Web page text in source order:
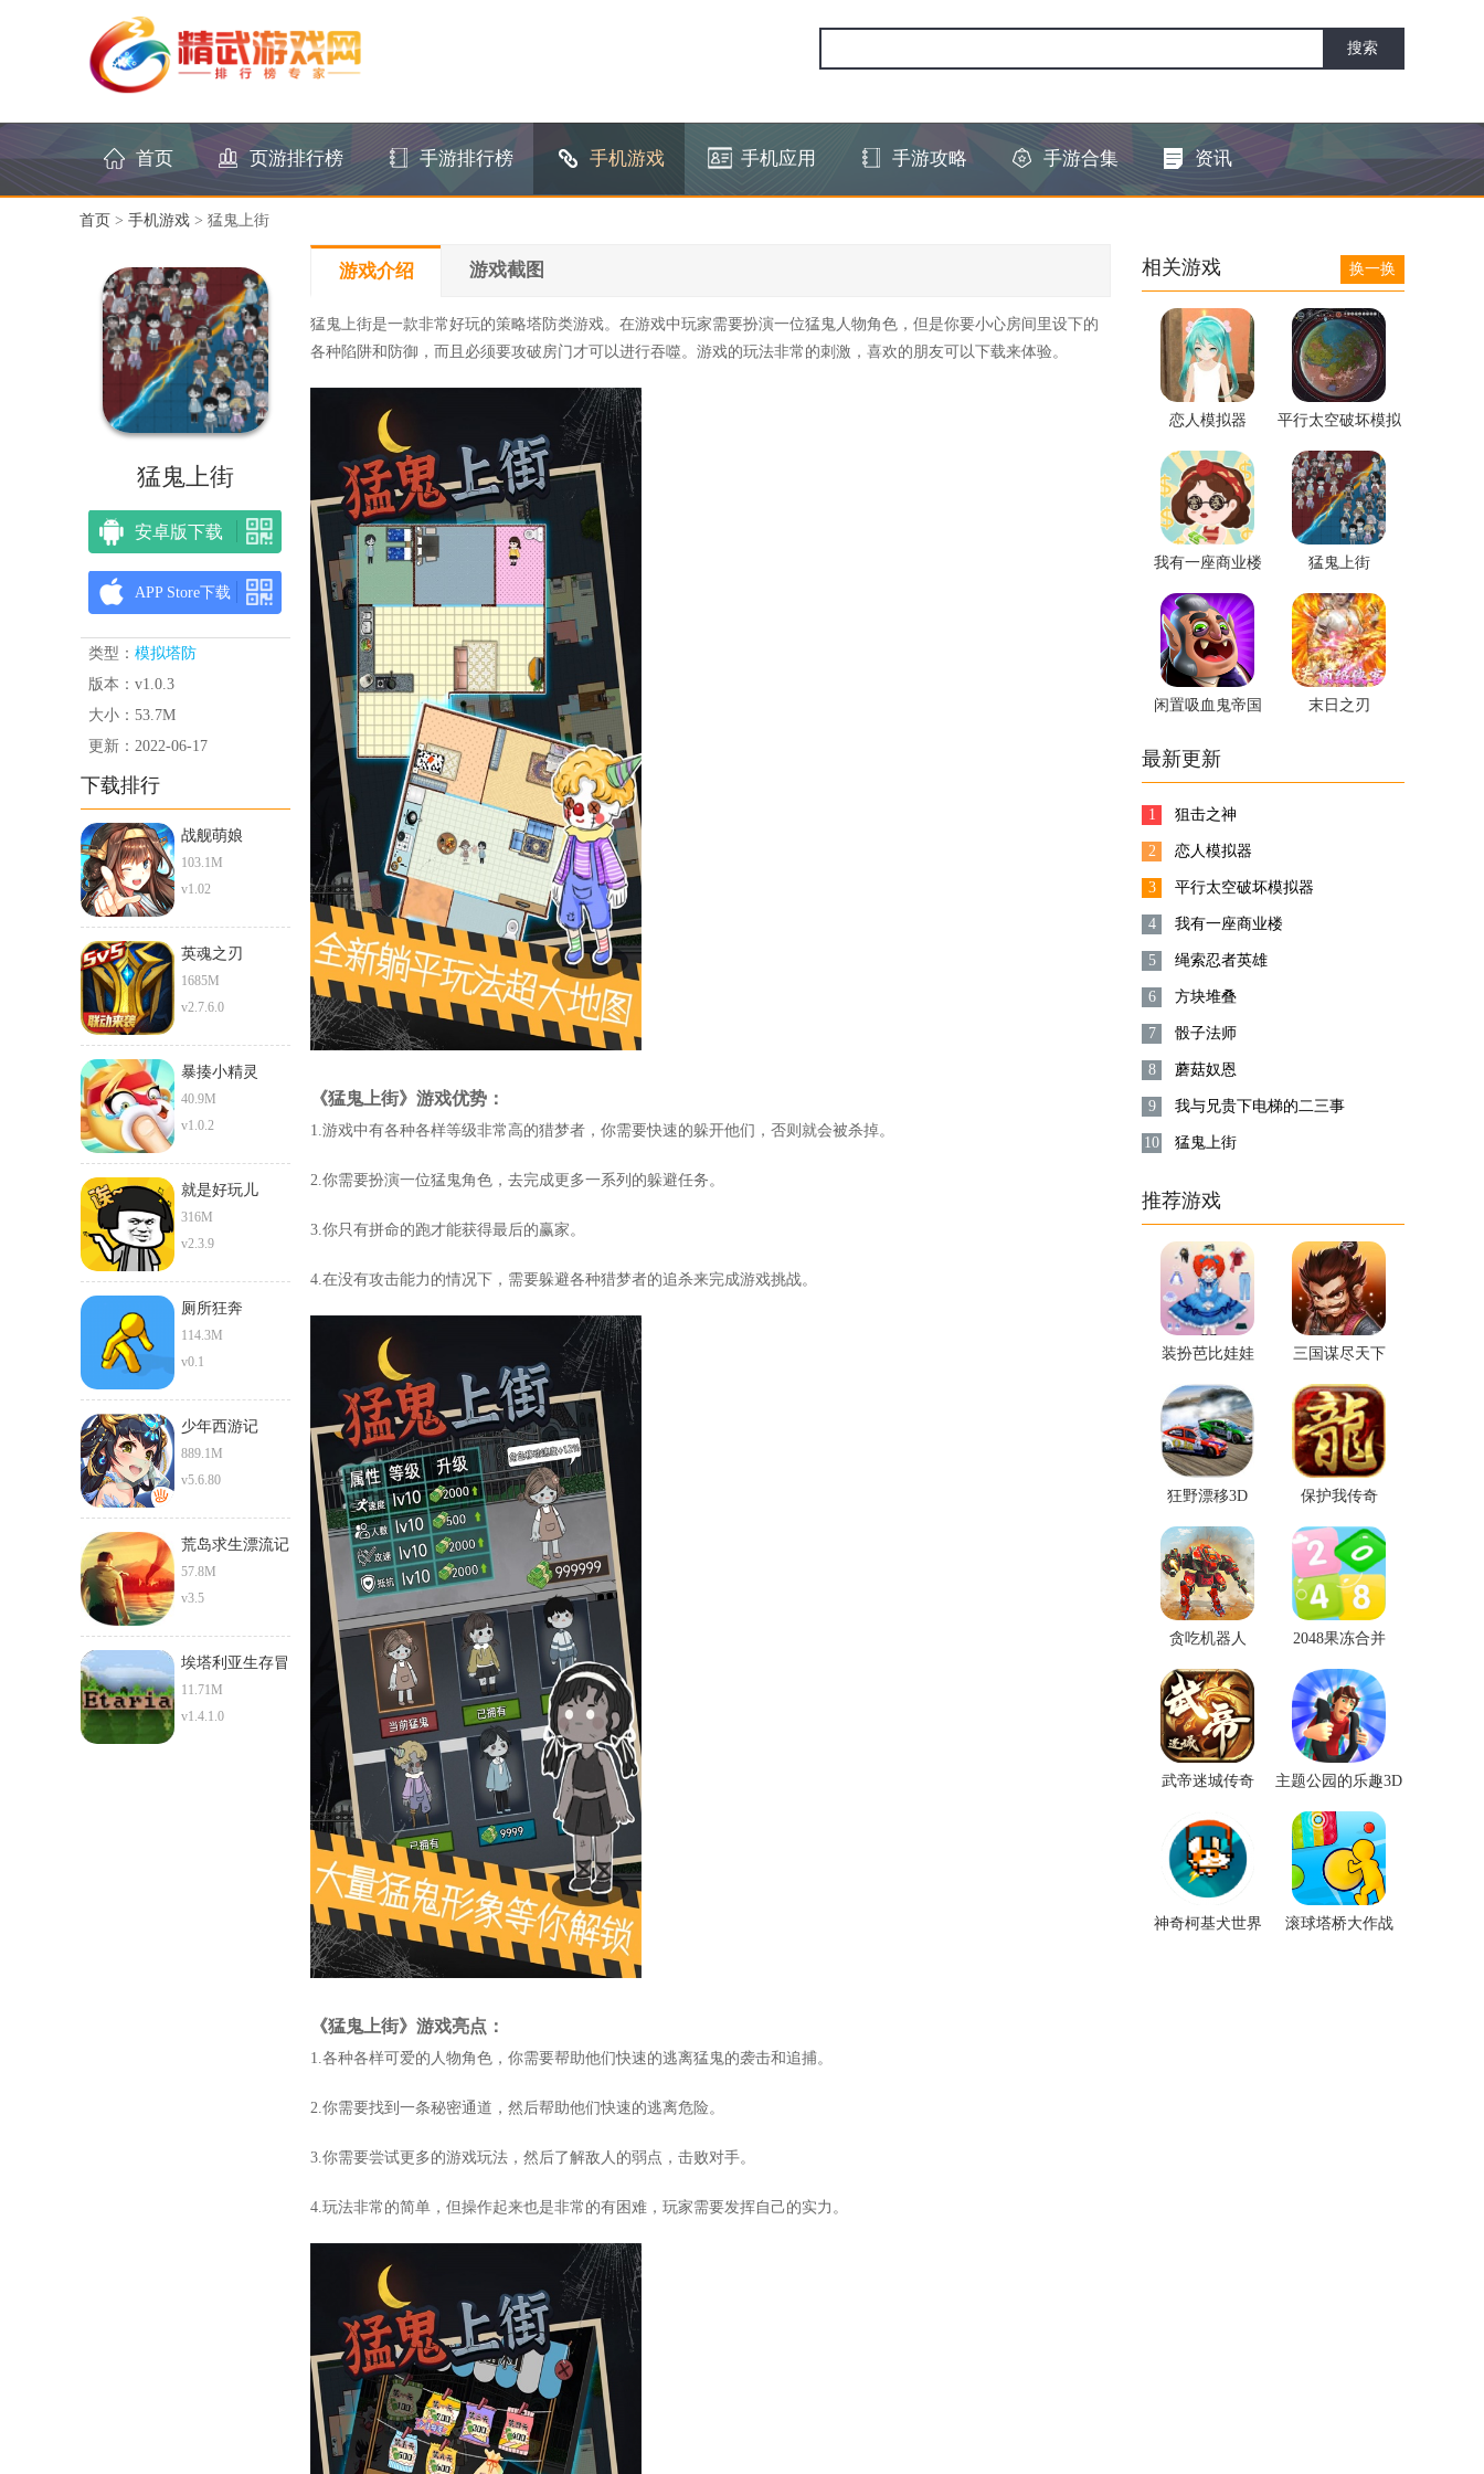
首页 页游排行榜 手游排行榜 手机游戏 手机应用 手游攻略 手游合集 资讯
首页 > 手机游戏 > 猛鬼上街
猛鬼上街
安卓版下载
APP Store下载
类型： 模拟塔防
版本：v1.0.3
大小：53.7M
更新：2022-06-17
下载排行
战舰萌娘
103.1M
v1.02
英魂之刃
1685M
v2.7.6.0
暴揍小精灵
40.9M
v1.0.2
就是好玩儿
316M
v2.3.9
厕所狂奔
114.3M
v0.1
少年西游记
889.1M
v5.6.80
荒岛求生漂流记
57.8M
v3.5
埃塔利亚生存冒
险
11.71M
v1.4.1.0
游戏介绍 游戏截图
猛鬼上街是一款非常好玩的策略塔防类游戏。在游戏中玩家需要扮演一位猛鬼人物角色，但是你要小心房间里设下的
各种陷阱和防御，而且必须要攻破房门才可以进行吞噬。游戏的玩法非常的刺激，喜欢的朋友可以下载来体验。
《猛鬼上街》游戏优势：
1.游戏中有各种各样等级非常高的猎梦者，你需要快速的躲开他们，否则就会被杀掉。
2.你需要扮演一位猛鬼角色，去完成更多一系列的躲避任务。
3.你只有拼命的跑才能获得最后的赢家。
4.在没有攻击能力的情况下，需要躲避各种猎梦者的追杀来完成游戏挑战。
《猛鬼上街》游戏亮点：
1.各种各样可爱的人物角色，你需要帮助他们快速的逃离猛鬼的袭击和追捕。
2.你需要找到一条秘密通道，然后帮助他们快速的逃离危险。
3.你需要尝试更多的游戏玩法，然后了解敌人的弱点，击败对手。
4.玩法非常的简单，但操作起来也是非常的有困难，玩家需要发挥自己的实力。
相关游戏 换一换
恋人模拟器
平行太空破坏模拟
器
我有一座商业楼 猛鬼上街
闲置吸血鬼帝国 末日之刃
最新更新
1 狙击之神
2 恋人模拟器
3 平行太空破坏模拟器
4 我有一座商业楼
5 绳索忍者英雄
6 方块堆叠
7 骰子法师
8 蘑菇奴恩
9 我与兄贵下电梯的二三事
10 猛鬼上街
推荐游戏
装扮芭比娃娃 三国谋尽天下
狂野漂移3D 保护我传奇
贪吃机器人 2048果冻合并
武帝迷城传奇 主题公园的乐趣3D
神奇柯基犬世界 滚球塔桥大作战